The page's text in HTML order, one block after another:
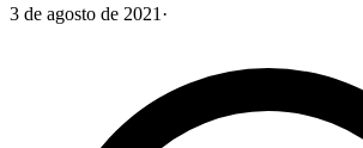
3 de agosto de 2021 ·